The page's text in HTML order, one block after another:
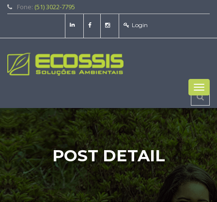
Fone: (51) 3022-7795
Login
POST DETAIL